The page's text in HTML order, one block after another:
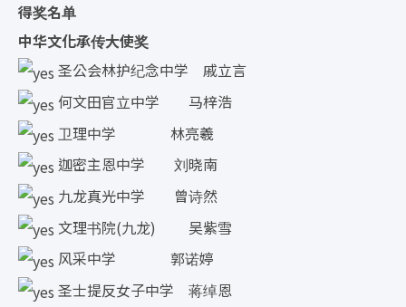
得奖名单
中华文化承传大使奖
圣公会林护纪念中学 戚立言
何文田官立中学 马梓浩
卫理中学 林亮羲
迦密主恩中学 刘晓南
九龙真光中学 曾诗然
文理书院(九龙) 吴紫雪
风采中学 郭诺婷
圣士提反女子中学 蒋绰恩